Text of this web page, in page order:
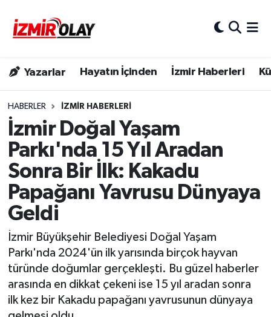
Yazarlar Hayatın İçinden İzmir Haberleri
HABERLER İZMIR HABERLERI
İzmir Doğal Yaşam
Parkı'nda 15 Yıl Aradan
Sonra Bir İlk: Kakadu
Papağanı Yavrusu Dünyaya
Geldi
İzmir Büyükşehir Belediyesi Doğal Yaşam
Parkı'nda 2024'ün ilk yarısında birçok hayvan
türünde doğumlar gerçekleşti. Bu güzel haberler
arasında en dikkat çekeni ise 15 yıl aradan sonra
ilk kez bir Kakadu papağanı yavrusunun dünyaya
Konak Trafik Yoğunluk Haritası
Süper Lig Puan Durumu ve Fikstür
Tüm Manşetler
Son Dakika Haberleri
Haber Arşivi